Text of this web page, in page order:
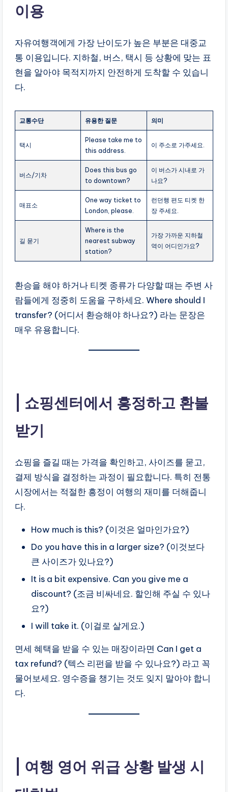
이용
자유여행객에게 가장 난이도가 높은 부분은 대중교
통 이용입니다. 지하철, 버스, 택시 등 상황에 맞는 표
현을 알아야 목적지까지 안전하게 도착할 수 있습니
다.
교통수단 유용한 질문 의미
택시
Please take me to
this address.
이 주소로 가주세요.
버스/기차
Does this bus go
to downtown?
이 버스가 시내로 가
나요?
매표소
One way ticket to
London, please.
런던행 편도 티켓 한
장 주세요.
길 묻기
Where is the
nearest subway
station?
가장 가까운 지하철
역이 어디인가요?
환승을 해야 하거나 티켓 종류가 다양할 때는 주변 사
람들에게 정중히 도움을 구하세요. Where should I
transfer? (어디서 환승해야 하나요?) 라는 문장은
매우 유용합니다.
쇼핑센터에서 흥정하고 환불
받기
쇼핑을 즐길 때는 가격을 확인하고, 사이즈를 묻고,
결제 방식을 결정하는 과정이 필요합니다. 특히 전통
시장에서는 적절한 흥정이 여행의 재미를 더해줍니
다.
How much is this? (이것은 얼마인가요?)
Do you have this in a larger size? (이것보다
큰 사이즈가 있나요?)
It is a bit expensive. Can you give me a
discount? (조금 비싸네요. 할인해 주실 수 있나
요?)
I will take it. (이걸로 살게요.)
면세 혜택을 받을 수 있는 매장이라면 Can I get a
tax refund? (텍스 리펀을 받을 수 있나요?) 라고 꼭
물어보세요. 영수증을 챙기는 것도 잊지 말아야 합니
다.
여행 영어 위급 상황 발생 시